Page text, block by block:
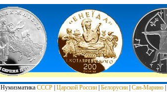
Нумизматика СССР| Царской России| Белорусии| Сан-Марино|